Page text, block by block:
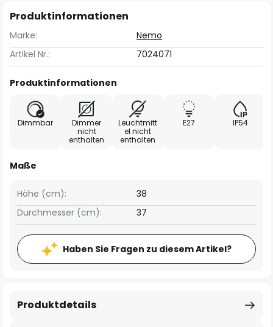
Produktinformationen
Marke:
Nemo
Artikel Nr.:
7024071
Produktinformationen
Dimmbar
Dimmer
nicht
enthalten
Leuchtmitt
el nicht
enthalten
E27 IP54
Maße
Höhe (cm):
38
Durchmesser (cm):
37
Haben Sie Fragen zu diesem Artikel?
Produktdetails